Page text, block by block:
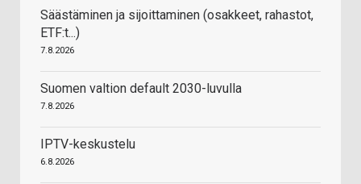
Säästäminen ja sijoittaminen (osakkeet, rahastot,
ETF:t...)
7.8.2026
Suomen valtion default 2030-luvulla
7.8.2026
IPTV-keskustelu
6.8.2026